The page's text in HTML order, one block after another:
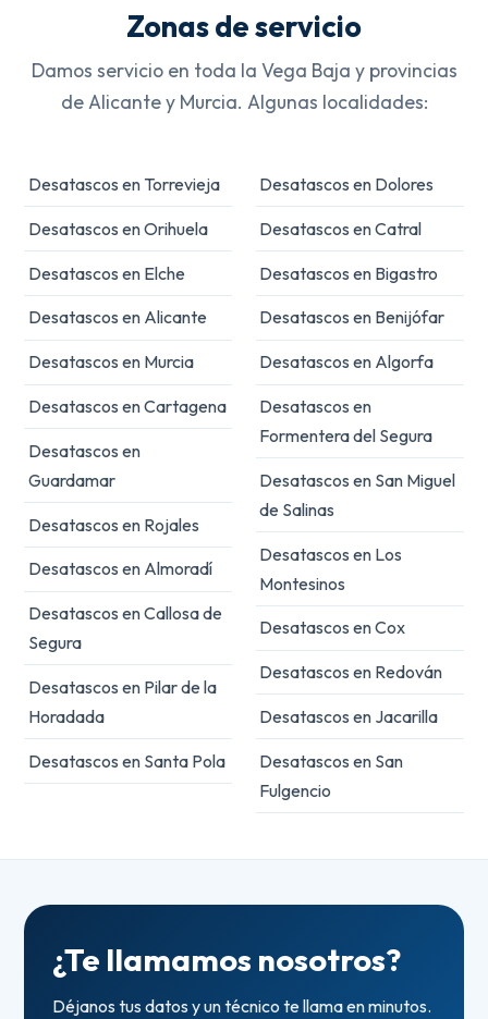
Zonas de servicio
Damos servicio en toda la Vega Baja y provincias
de Alicante y Murcia. Algunas localidades:
Desatascos en Torrevieja
Desatascos en Orihuela
Desatascos en Elche
Desatascos en Alicante
Desatascos en Murcia
Desatascos en Cartagena
Desatascos en
Guardamar
Desatascos en Rojales
Desatascos en Almoradí
Desatascos en Callosa de
Segura
Desatascos en Pilar de la
Horadada
Desatascos en Santa Pola
Desatascos en Dolores
Desatascos en Catral
Desatascos en Bigastro
Desatascos en Benijófar
Desatascos en Algorfa
Desatascos en
Formentera del Segura
Desatascos en San Miguel
de Salinas
Desatascos en Los
Montesinos
Desatascos en Cox
Desatascos en Redován
Desatascos en Jacarilla
Desatascos en San
Fulgencio
¿Te llamamos nosotros?
Déjanos tus datos y un técnico te llama en minutos.